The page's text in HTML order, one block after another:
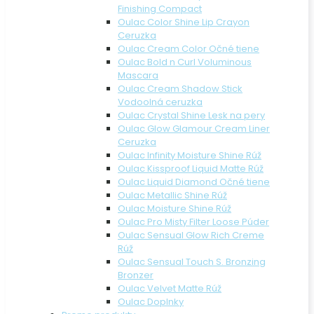
Finishing Compact
Oulac Color Shine Lip Crayon
Ceruzka
Oulac Cream Color Očné tiene
Oulac Bold n Curl Voluminous
Mascara
Oulac Cream Shadow Stick
Vodoolná ceruzka
Oulac Crystal Shine Lesk na pery
Oulac Glow Glamour Cream Liner
Ceruzka
Oulac Infinity Moisture Shine Rúž
Oulac Kissproof Liquid Matte Rúž
Oulac Liquid Diamond Očné tiene
Oulac Metallic Shine Rúž
Oulac Moisture Shine Rúž
Oulac Pro Misty Filter Loose Púder
Oulac Sensual Glow Rich Creme
Rúž
Oulac Sensual Touch S. Bronzing
Bronzer
Oulac Velvet Matte Rúž
Oulac Doplnky